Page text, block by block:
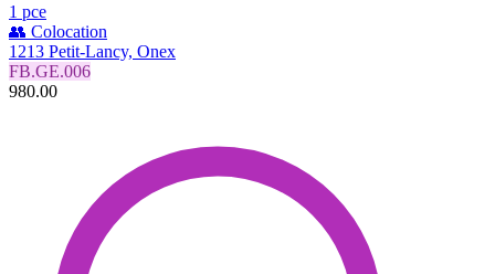
1 pce
👥 Colocation
1213 Petit-Lancy, Onex
FB.GE.006
980.00